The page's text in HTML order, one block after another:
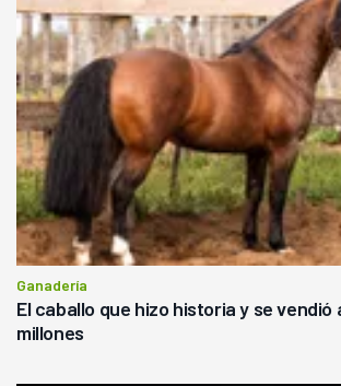
Ganadería
El caballo que hizo historia y se vendió
millones